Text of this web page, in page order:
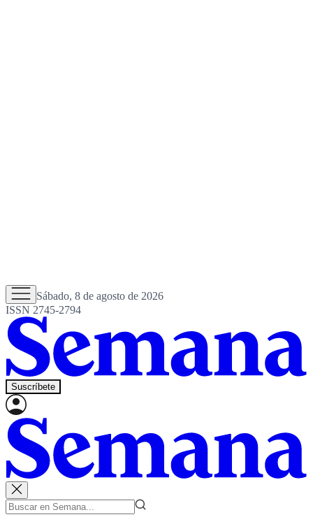
Sábado, 8 de agosto de 2026
ISSN 2745-2794
Suscríbete